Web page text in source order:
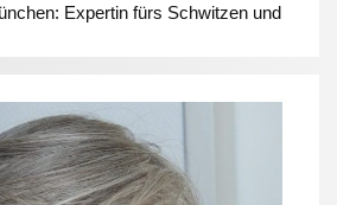
Expertin fürs Schwitzen und